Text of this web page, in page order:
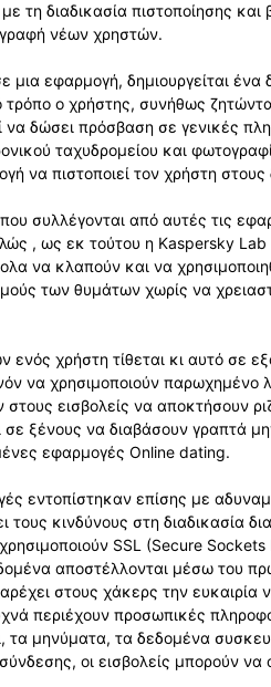
τη διαδικασία πιστοποίησης και
νέων χρηστών.
μια εφαρμογή, δημιουργείται ένα
τρόπο ο χρήστης, συνήθως
να δώσει πρόσβαση σε γενικές
ταχυδρομείου και
να πιστοποιεί τον χρήστη στους
συλλέγονται από αυτές τις
, ως εκ τούτου η Kaspersky Lab
να κλαπούν και να
των θυμάτων χωρίς να
χρήστη τίθεται κι αυτό σε
να χρησιμοποιούν παρωχημένο
στους εισβολείς να αποκτήσουν
σε ξένους να διαβάσουν γραπτά
εφαρμογές Online dating.
εντοπίστηκαν επίσης με
τους κινδύνους στη διαδικασία
SSL (Secure
αποστέλλονται μέσω του
στους χάκερς την ευκαιρία
περιέχουν προσωπικές
τα μηνύματα, τα δεδομένα
σύνδεσης, οι εισβολείς μπορούν